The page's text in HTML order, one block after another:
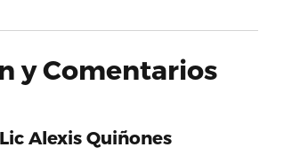
y Comentarios
Lic Alexis Quiñones